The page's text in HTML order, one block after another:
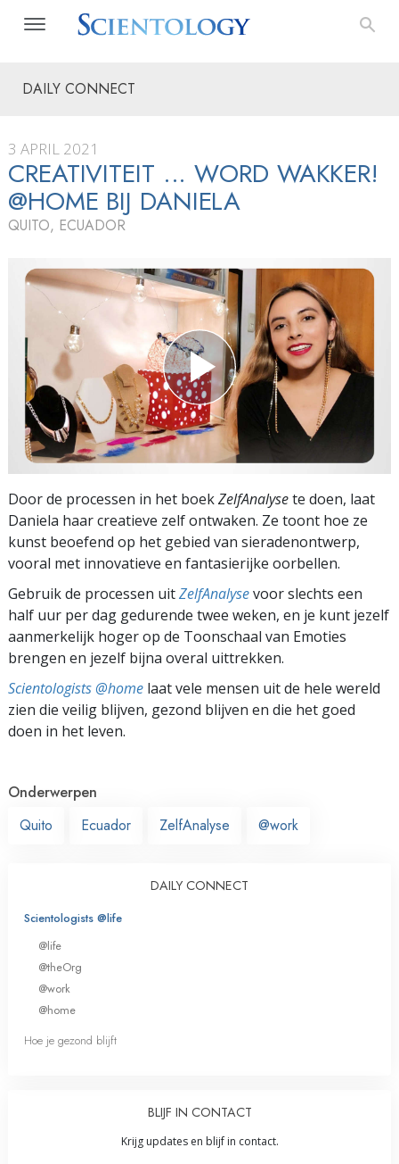
DAILY CONNECT
3 APRIL 2021
CREATIVITEIT ... WORD WAKKER!
@HOME BIJ DANIELA
QUITO, ECUADOR
Door de processen in het boekZelfAnalysete doen, laat
Daniela haar creatieve zelf ontwaken. Ze toont hoe ze
kunst beoefend op het gebied van sieradenontwerp,
vooral met innovatieve en fantasierijke oorbellen.
Gebruik de processen uitZelfAnalysevoor slechts een
half uur per dag gedurende twee weken, en je kunt jezelf
aanmerkelijk hoger op de Toonschaal van Emoties
brengen en jezelf bijna overal uittrekken.
Scientologists @home laat vele mensen uit de hele wereld
zien die veilig blijven, gezond blijven en die het goed
doen in het leven.
Onderwerpen
Quito
Ecuador ZelfAnalyse @work
DAILY CONNECT
Scientologists @life
@life
@theOrg
@work
@home
Hoe je gezond blijft
BLIJF IN CONTACT
Krijg updates en blijf in contact.